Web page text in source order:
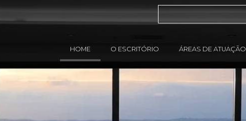
HOME O ESCRITÓRIO ÁREAS DE ATUAÇÃO